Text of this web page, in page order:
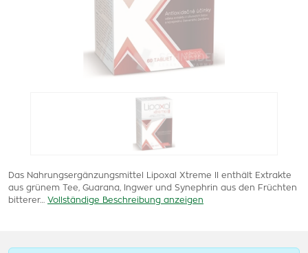
Das Nahrungsergänzungsmittel Lipoxal Xtreme II enthält Extrakte
aus grünem Tee, Guarana, Ingwer und Synephrin aus den Früchten
bitterer…
Vollständige Beschreibung anzeigen